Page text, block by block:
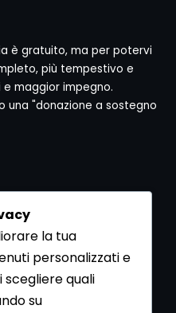
è gratuito, ma per potervi
più tempestivo e
maggior impegno.
una "donazione a sostegno
la tua
personalizzati e
scegliere quali
su